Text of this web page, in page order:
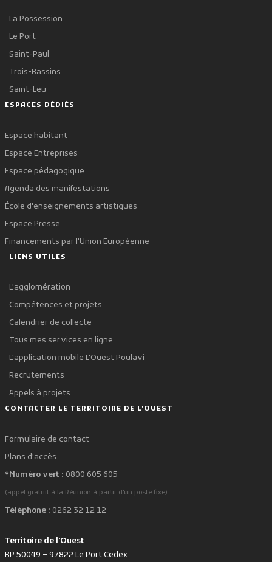
La Possession
Le Port
Saint-Paul
Trois-Bassins
Saint-Leu
ESPACES DÉDIÉS
Espace habitant
Espace Entreprises
Espace pédagogique
Agenda des manifestations
École d'enseignements artistiques
Espace Presse
Financements par l'Union Européenne
LIENS UTILES
L'agglomération
Compétences et projets
Calendrier de collecte
Tous mes services en ligne
L'application mobile L'Ouest Poulavi
Recrutements
Appels à projets
CONTACTER LE TERRITOIRE DE L'OUEST
Formulaire de contact
Plans d'accès
*Numéro vert : 0800 605 605
(appel gratuit à la Réunion à partir d'un poste fixe).
Téléphone : 0262 32 12 12
Territoire de l'Ouest
BP 50049 – 97822 Le Port Cedex